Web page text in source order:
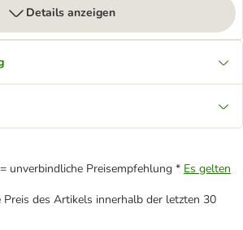
Details anzeigen
unverbindliche Preisempfehlung * Es gelten
des Artikels innerhalb der letzten 30